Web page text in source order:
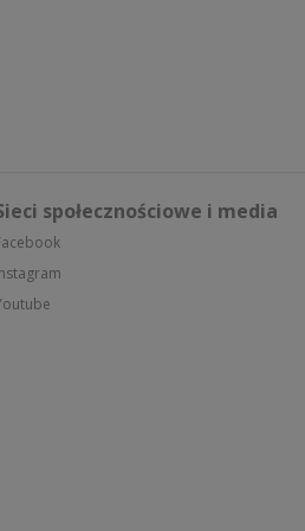
społecznościowe i media